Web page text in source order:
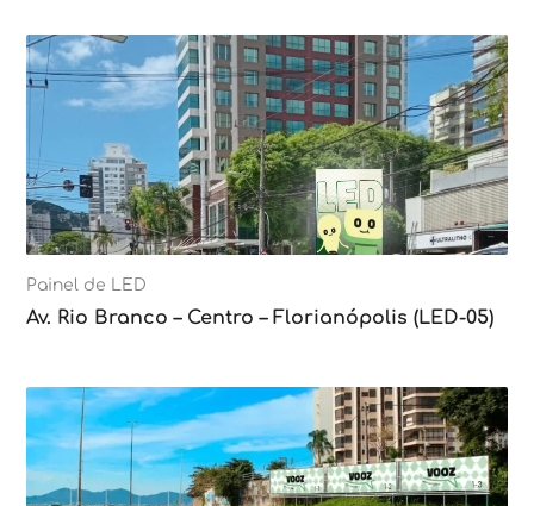
Painel de LED
Av. Rio Branco – Centro – Florianópolis (LED-05)